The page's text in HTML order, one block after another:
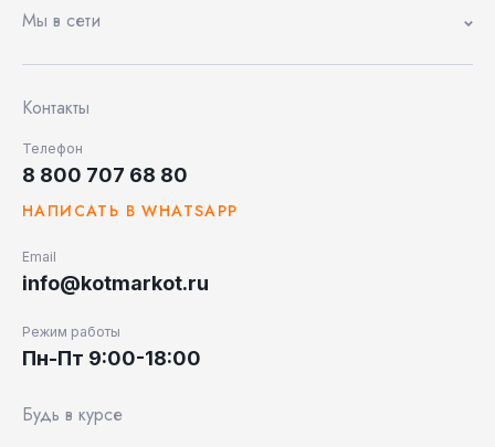
Мы в сети
Контакты
Телефон
8 800 707 68 80
НАПИСАТЬ В WHATSAPP
Email
info@kotmarkot.ru
Режим работы
Пн-Пт 9:00-18:00
Будь в курсе